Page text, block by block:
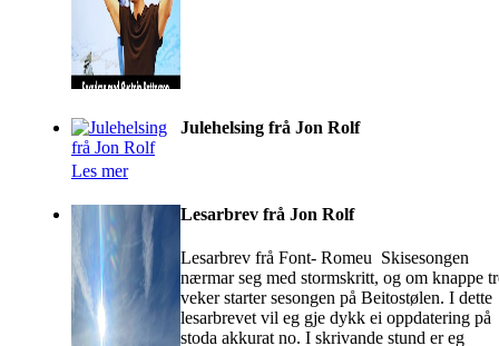
Julehelsing frå Jon Rolf
Les mer
Lesarbrev frå Jon Rolf
Lesarbrev frå Font- Romeu Skisesongen
nærmar seg med stormskritt, og om knappe
veker starter sesongen på Beitostølen. I dette
lesarbrevet vil eg gje dykk ei oppdatering på
stoda akkurat no. I skrivande stund er eg